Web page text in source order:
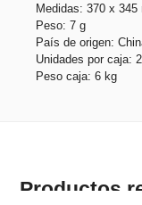
Medidas: 370 x 345
Peso: 7 g
País de origen:
Unidades por caja:
Peso caja: 6 kg
Productos